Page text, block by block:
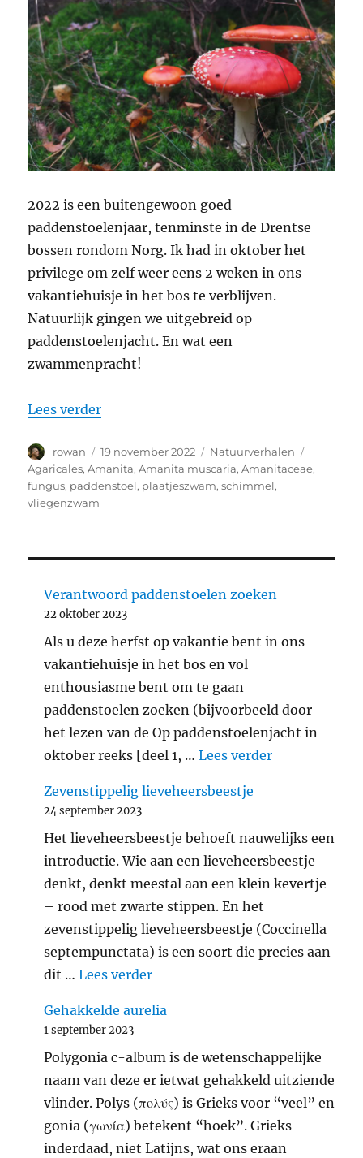
2022 is een buitengewoon goed
paddenstoelenjaar, tenminste in de Drentse
bossen rondom Norg. Ik had in oktober het
privilege om zelf weer eens 2 weken in ons
vakantiehuisje in het bos te verblijven.
Natuurlijk gingen we uitgebreid op
paddenstoelenjacht. En wat een
zwammenpracht!
Lees verder“Op paddenstoelenjacht in oktober: de
Auteur
rowan
Geplaatst
op
19 november 2022 Categorieën
Natuurverhalen
Agaricales,Amanita,Amanita muscaria,Amanitaceae,
fungus, paddenstoel, plaatjeszwam,schimmel,
vliegenzwam
Verantwoord paddenstoelen zoeken
22 oktober 2023
Als u deze herfst op vakantie bent in ons
vakantiehuisje in het bos en vol
enthousiasme bent om te gaan
paddenstoelen zoeken (bijvoorbeeld door
het lezen van de Op paddenstoelenjacht in
oktober reeks [deel 1, …Lees verder
Zevenstippelig lieveheersbeestje
24 september 2023
Het lieveheersbeestje behoeft nauwelijks een
introductie. Wie aan een lieveheersbeestje
denkt, denkt meestal aan een klein kevertje
– rood met zwarte stippen. En het
zevenstippelig lieveheersbeestje (Coccinella
septempunctata) is een soort die precies aan
dit …Lees verder"Zevenstippelig
Gehakkelde aurelia
1 september 2023
Polygonia c-album is de wetenschappelijke
naam van deze er ietwat gehakkeld uitziende
vlinder. Polys (πολύς) is Grieks voor “veel” en
gōnia (γωνία) betekent “hoek”. Grieks
inderdaad, niet Latijns, wat ons eraan